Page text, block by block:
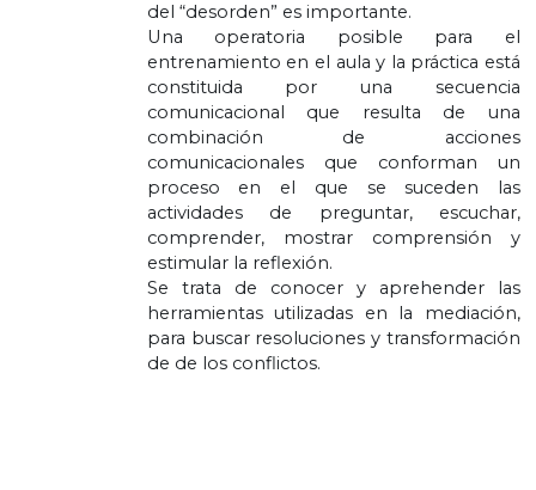
del “desorden” es importante.
Una operatoria posible para el
entrenamiento en el aula y la práctica está
constituida por una secuencia
comunicacional que resulta de una
combinación de acciones
comunicacionales que conforman un
proceso en el que se suceden las
actividades de preguntar, escuchar,
comprender, mostrar comprensión y
estimular la reflexión.
Se trata de conocer y aprehender las
herramientas utilizadas en la mediación,
para buscar resoluciones y transformación
de de los conflictos.